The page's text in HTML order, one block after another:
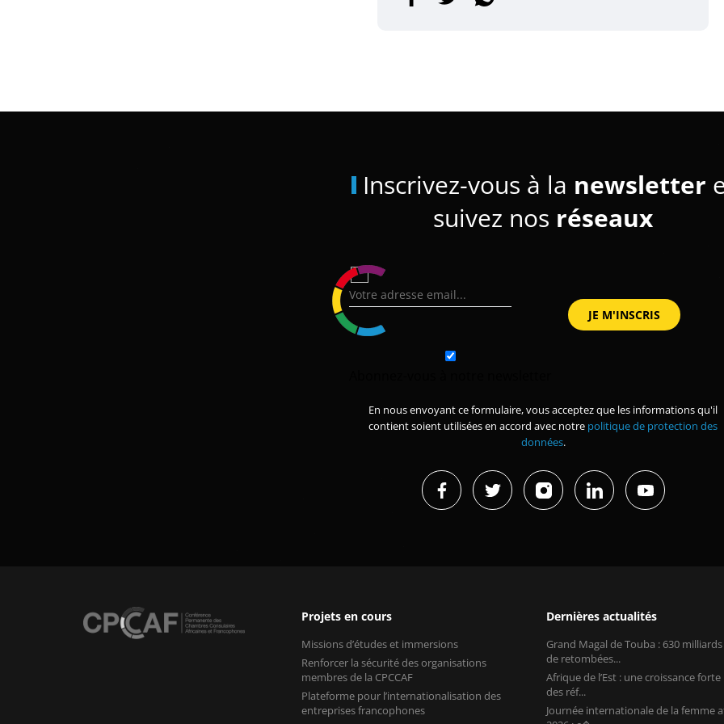
Inscrivez-vous à la newsletter
suivez nos réseaux
En nous envoyant ce formulaire, vous acceptez que les informations qu'il
contient soient utilisées en accord avec notre politique de protection des
données.
Projets en cours
Missions d’études et immersions
Renforcer la sécurité des organisations
membres de la CPCCAF
Plateforme pour l’internationalisation des
entreprises francophones
Dernières actualités
Grand Magal de Touba : 630 milliards
de retombées...
Afrique de l’Est : une croissance forte
des réf...
Journée internationale de la femme